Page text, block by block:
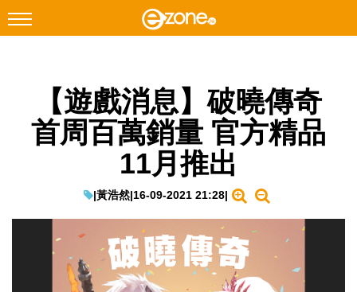
Facebook Instagram
科技焦點
教學評測
EduTech
【遊戲消息】破曉傳奇
首周百萬銷量 官方精品
11月推出
|黃浩然|16-09-2021 21:28|